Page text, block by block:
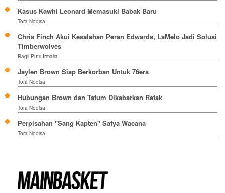
Kasus Kawhi Leonard Memasuki Babak Baru
Tora Nodisa
Chris Finch Akui Kesalahan Peran Edwards, LaMelo Jadi Solusi
Timberwolves
Ragil Putri Irmalia
Jaylen Brown Siap Berkorban Untuk 76ers
Tora Nodisa
Hubungan Brown dan Tatum Dikabarkan Retak
Tora Nodisa
Perpisahan "Sang Kapten" Satya Wacana
Tora Nodisa